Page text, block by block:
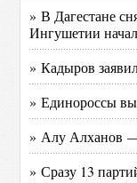
» В Дагестане
Ингушетии
» Кадыров
» Единороссы
» Алу Алханов
» Сразу 13